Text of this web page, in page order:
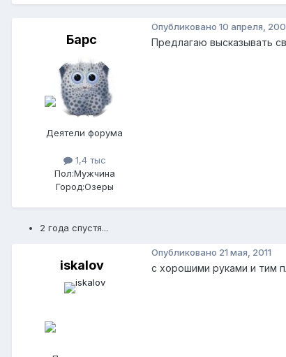
Барс
Деятели форума
1,4 тыс
Пол:Мужчина
Город:Озеры
Опубликовано 10 апреля,
Предлагаю высказывать
2 года спустя...
iskalov
Опубликовано 21 мая, 2011
с хорошими руками и тим